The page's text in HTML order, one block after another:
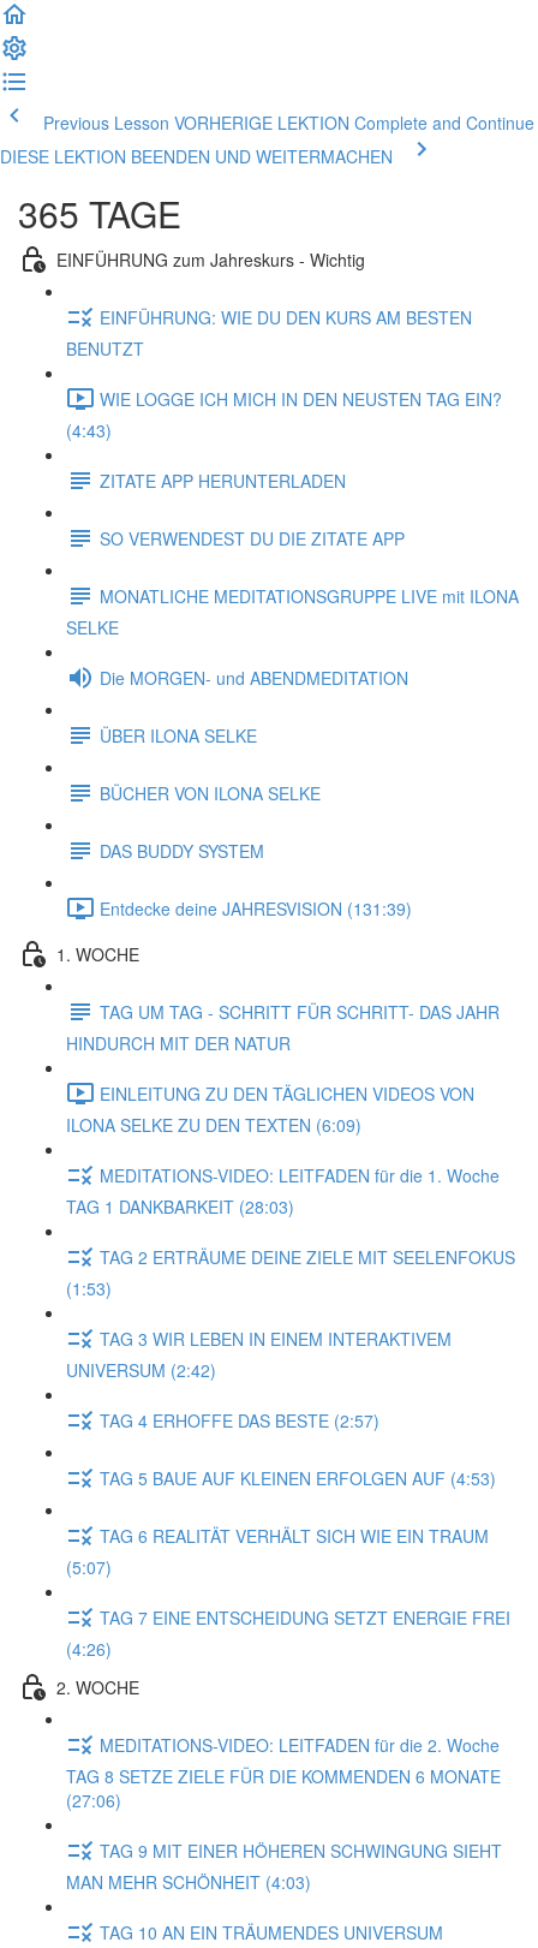
Previous Lesson VORHERIGE LEKTION Complete and Continue
DIESE LEKTION BEENDEN UND WEITERMACHEN
365 TAGE
EINFÜHRUNG zum Jahreskurs - Wichtig
EINFÜHRUNG: WIE DU DEN KURS AM BESTEN
BENUTZT
WIE LOGGE ICH MICH IN DEN NEUSTEN TAG EIN?
(4:43)
ZITATE APP HERUNTERLADEN
SO VERWENDEST DU DIE ZITATE APP
MONATLICHE MEDITATIONSGRUPPE LIVE mit ILONA
SELKE
Die MORGEN- und ABENDMEDITATION
ÜBER ILONA SELKE
BÜCHER VON ILONA SELKE
DAS BUDDY SYSTEM
Entdecke deine JAHRESVISION (131:39)
1. WOCHE
TAG UM TAG - SCHRITT FÜR SCHRITT- DAS JAHR
HINDURCH MIT DER NATUR
EINLEITUNG ZU DEN TÄGLICHEN VIDEOS VON
ILONA SELKE ZU DEN TEXTEN (6:09)
MEDITATIONS-VIDEO: LEITFADEN für die 1. Woche
TAG 1 DANKBARKEIT (28:03)
TAG 2 ERTRÄUME DEINE ZIELE MIT SEELENFOKUS
(1:53)
TAG 3 WIR LEBEN IN EINEM INTERAKTIVEM
UNIVERSUM (2:42)
TAG 4 ERHOFFE DAS BESTE (2:57)
TAG 5 BAUE AUF KLEINEN ERFOLGEN AUF (4:53)
TAG 6 REALITÄT VERHÄLT SICH WIE EIN TRAUM
(5:07)
TAG 7 EINE ENTSCHEIDUNG SETZT ENERGIE FREI
(4:26)
2. WOCHE
MEDITATIONS-VIDEO: LEITFADEN für die 2. Woche
TAG 8 SETZE ZIELE FÜR DIE KOMMENDEN 6 MONATE
(27:06)
TAG 9 MIT EINER HÖHEREN SCHWINGUNG SIEHT
MAN MEHR SCHÖNHEIT (4:03)
TAG 10 AN EIN TRÄUMENDES UNIVERSUM